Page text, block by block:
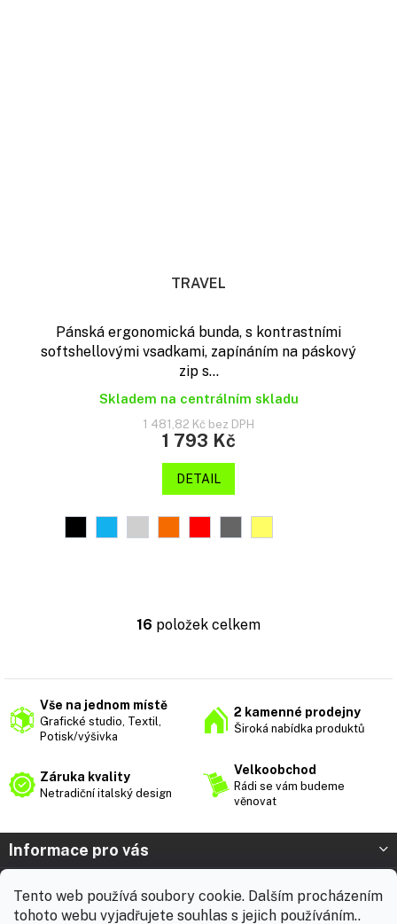
Tento web používá soubory cookie. Dalším procházením
tohoto webu vyjadřujete souhlas s jejich používáním..
TRAVEL
Pánská ergonomická bunda, s kontrastními
softshellovými vsadkami, zapínáním na páskový
zip s...
Skladem na centrálním skladu
1 481,82 Kč bez DPH
1 793 Kč
DETAIL
O
á
a
c
y
ý
i
s
16 položek celkem
Vše na jednom místě
Grafické studio, Textil,
Potisk/výšivka
2 kamenné prodejny
Široká nabídka produktů
Záruka kvality
Netradiční italský design
Velkoobchod
Rádi se vám budeme
věnovat
Z
p
Informace pro vás
Prodejna Nymburk